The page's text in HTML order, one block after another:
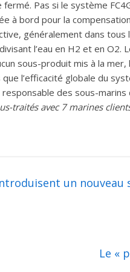
Pas si le système
à bord pour la
généralement dans
l’eau en H2 et en O2.
sous-produit mis à la
l’efficacité globale du
responsable des sous-
traités avec 7 marines
un
Le «